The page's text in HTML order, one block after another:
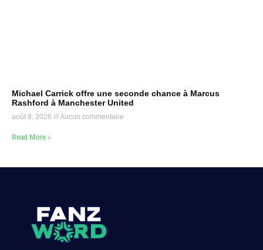
Michael Carrick offre une seconde chance à Marcus
Rashford à Manchester United
août 9, 2026 Aucun commentaire
Read More »